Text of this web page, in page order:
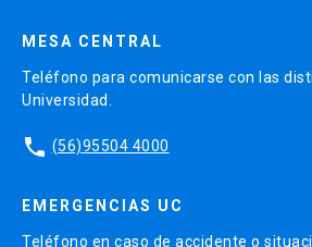
MESA CENTRAL
Teléfono para comunicarse con las
Universidad.
phone (56)95504 4000
EMERGENCIAS UC
Teléfono en caso de accidente o